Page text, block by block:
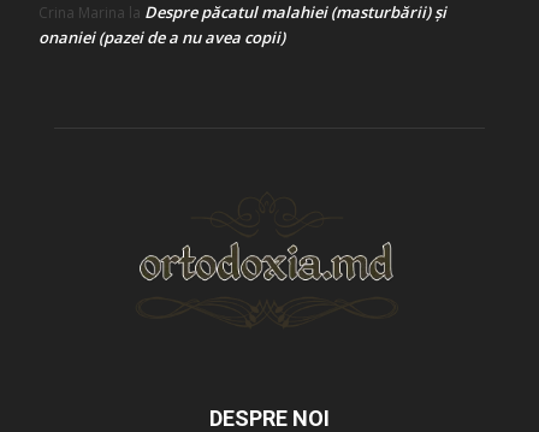
Crina Marina la Despre păcatul malahiei (masturbării) şi
onaniei (pazei de a nu avea copii)
DESPRE NOI